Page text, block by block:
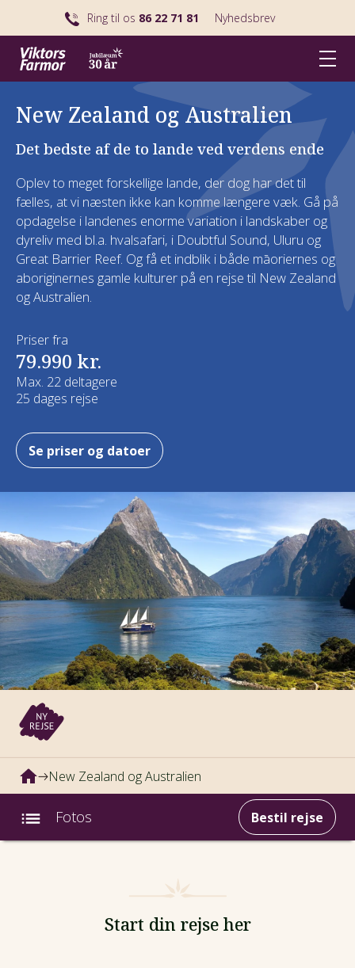
Ring til os 86 22 71 81 Nyhedsbrev
New Zealand og Australien
Det bedste af de to lande ved verdens ende
Oplev to meget forskellige lande, der dog har det til
fælles, at vi næsten ikke kan komme længere væk. Gå på
opdagelse i landenes enorme variation i landskaber og
dyreliv med bl.a. hvalsafari, i Doubtful Sound, Uluru og
Great Barrier Reef. Og få et indblik i både māoriernes og
aboriginernes gamle kulturer på en rejse til New Zealand
og Australien.
Priser fra
79.990 kr.
Max. 22 deltagere
25 dages rejse
Se priser og datoer
New Zealand og Australien
Fotos Bestil rejse
Start din rejse her